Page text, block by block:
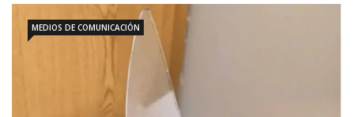
MEDIOS DE COMUNICACIÓN